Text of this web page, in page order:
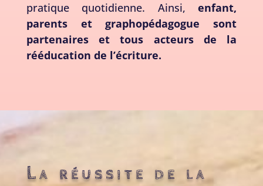
pratique quotidienne. Ainsi,enfant,
parents et graphopédagogue sont
partenaires et tous acteurs de la
rééducation de l’écriture.
La réussite de la